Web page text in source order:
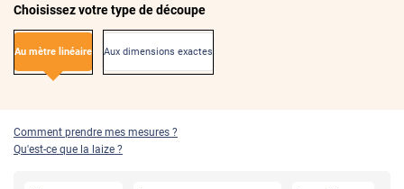
Choisissez votre type de découpe
Au mètre linéaire Aux dimensions exactes
Comment prendre mes mesures ?
Qu'est-ce que la laize ?